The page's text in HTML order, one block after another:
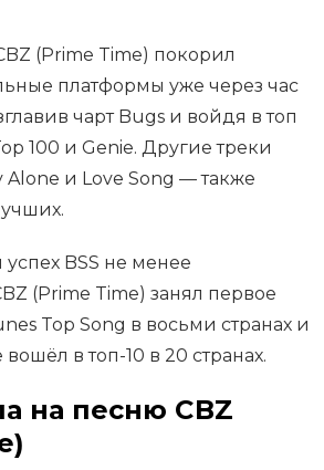
(Prime Time) покорил
платформы уже через час
чарт Bugs и войдя в топ
100 и Genie. Другие треки
и Love Song — также
BSS не менее
(Prime Time) занял первое
Top Song в восьми странах и
вошёл в топ-10 в 20 странах.
на песню CBZ